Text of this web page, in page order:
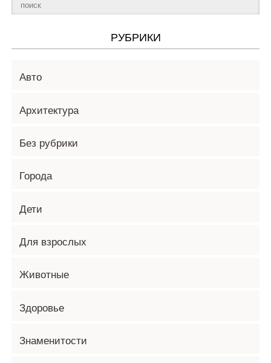
РУБРИКИ
Авто
Архитектура
Без рубрики
Города
Дети
Для взрослых
Животные
Здоровье
Знаменитости